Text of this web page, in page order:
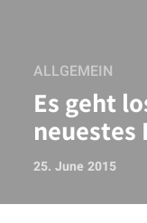
ALLGEMEIN
Es geht
neuestes
25. June 2015